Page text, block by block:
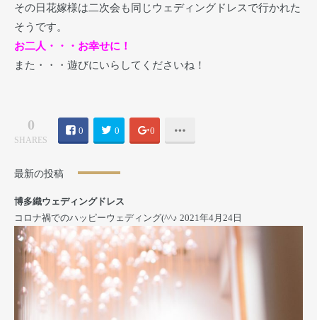
その日花嫁様は二次会も同じウェディングドレスで行かれた
そうです。
お二人・・・お幸せに！
また・・・遊びにいらしてくださいね！
0
SHARES
0 0 0
最新の投稿
博多織ウェディングドレス
コロナ禍でのハッピーウェディング(^^♪ 2021年4月24日